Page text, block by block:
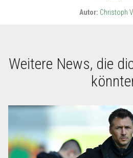
Autor: Christoph
Weitere News, die